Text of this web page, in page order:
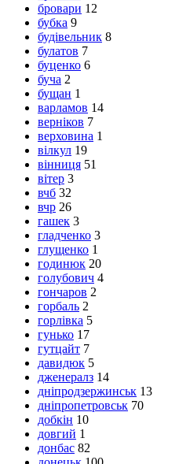
бровари 12
бубка 9
будівельник 8
булатов 7
буценко 6
буча 2
бущан 1
варламов 14
верніков 7
верховина 1
вілкул 19
вінниця 51
вітер 3
вчб 32
вчр 26
гашек 3
гладченко 3
глущенко 1
годинюк 20
голубович 4
гончаров 2
горбаль 2
горлівка 5
гунько 17
гутцайт 7
давидюк 5
дженералз 14
дніпродзержинськ 13
дніпропетровськ 70
добкін 10
довгий 1
донбас 82